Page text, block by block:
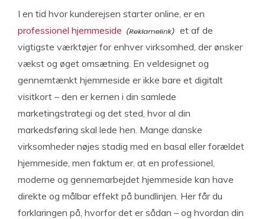
I en tid hvor kunderejsen starter online, er en
professionel hjemmeside
et af de
vigtigste værktøjer for enhver virksomhed, der ønsker
vækst og øget omsætning. En veldesignet og
gennemtænkt hjemmeside er ikke bare et digitalt
visitkort – den er kernen i din samlede
marketingstrategi og det sted, hvor al din
markedsføring skal lede hen. Mange danske
virksomheder nøjes stadig med en basal eller forældet
hjemmeside, men faktum er, at en professionel,
moderne og gennemarbejdet hjemmeside kan have
direkte og målbar effekt på bundlinjen. Her får du
forklaringen på, hvorfor det er sådan – og hvordan din